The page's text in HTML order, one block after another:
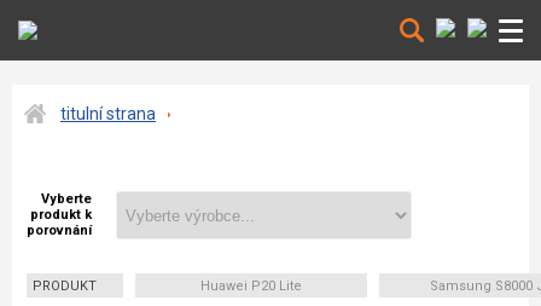
titulní strana
Vyberte
produkt k
porovnání
PRODUKT Huawei P20 Lite Samsung S8000